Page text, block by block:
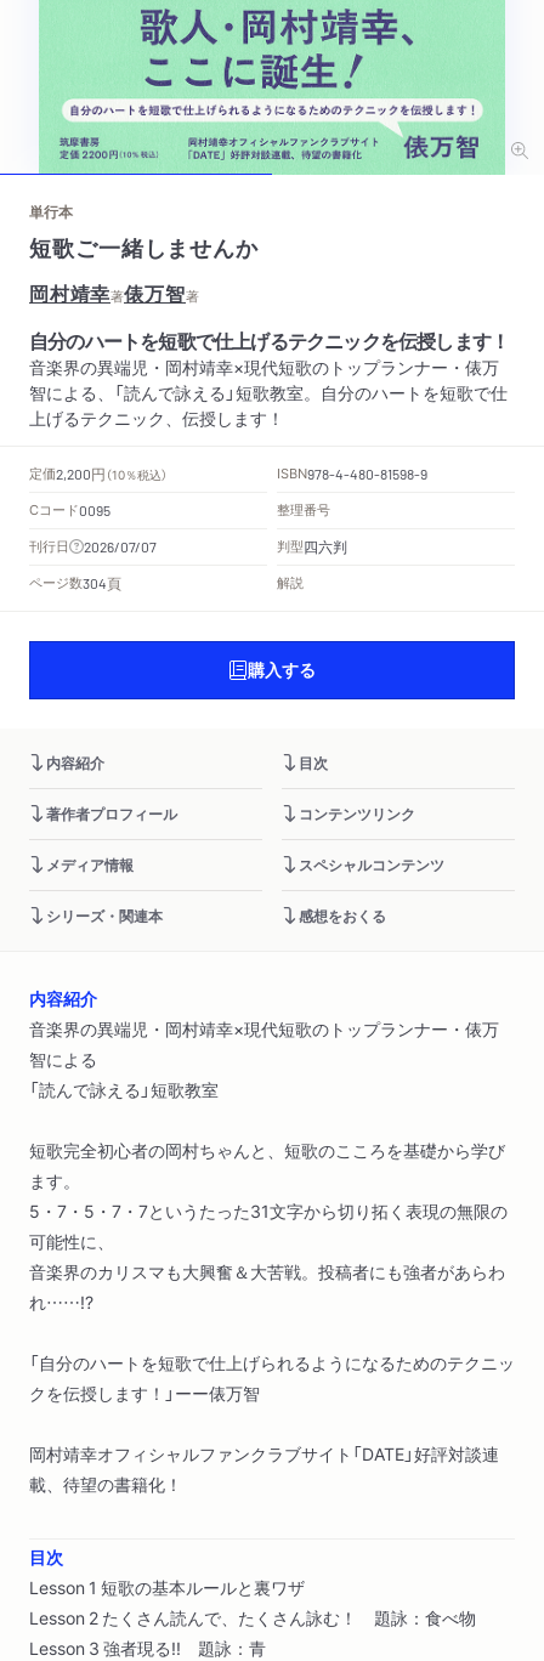
単行本
短歌ご一緒しませんか
岡村靖幸著俵万智著
自分のハートを短歌で仕上げるテクニックを伝授します！
音楽界の異端児・岡村靖幸×現代短歌のトップランナー・俵万
智による、「読んで詠える」短歌教室。自分のハートを短歌で仕
上げるテクニック、伝授します！
定価2,200円 （10％税込） ISBN978-4-480-81598-9
Cコード0095
整理番号
刊行日
2026/07/07 判型四六判
ページ数304頁 解説
購入する
内容紹介 目次
著作者プロフィール コンテンツリンク
メディア情報 スペシャルコンテンツ
シリーズ・関連本 感想をおくる
内容紹介
音楽界の異端児・岡村靖幸×現代短歌のトップランナー・俵万
智による
「読んで詠える」短歌教室
短歌完全初心者の岡村ちゃんと、短歌のこころを基礎から学び
ます。
5・7・5・7・7というたった31文字から切り拓く表現の無限の
可能性に、
音楽界のカリスマも大興奮＆大苦戦。投稿者にも強者があらわ
れ……!?
「自分のハートを短歌で仕上げられるようになるためのテクニッ
クを伝授します！」ーー俵万智
岡村靖幸オフィシャルファンクラブサイト「DATE」好評対談連
載、待望の書籍化！
目次
Lesson 1 短歌の基本ルールと裏ワザ
Lesson 2 たくさん読んで、たくさん詠む！ 題詠：食べ物
Lesson 3 強者現る!! 題詠：青